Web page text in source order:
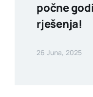
počne
rješenja!
26 Juna, 2025